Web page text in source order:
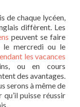
de chaque lycéen,
diffèrent. Les
peuvent se faire
le mercredi ou le
les vacances
ou en cours
des avantages.
serons à même de
puisse réussir